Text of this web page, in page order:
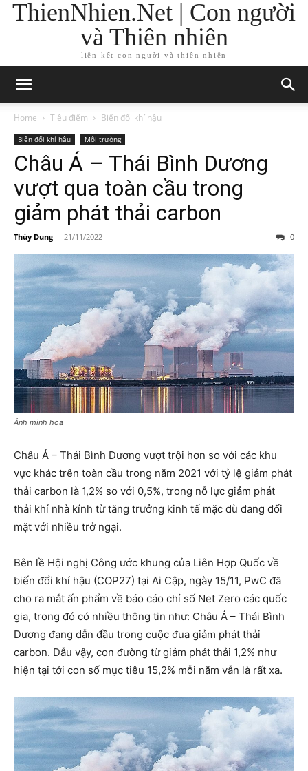
ThienNhien.Net | Con người
và Thiên nhiên
liên kết con người và thiên nhiên
Home Tiêu điểm Biến đổi khí hậu
Biến đổi khí hậu Môi trường
Châu Á – Thái Bình Dương
vượt qua toàn cầu trong
giảm phát thải carbon
Thùy Dung - 21/11/2022 0
Ảnh minh họa
Châu Á – Thái Bình Dương vượt trội hơn so với các khu
vực khác trên toàn cầu trong năm 2021 với tỷ lệ giảm phát
thải carbon là 1,2% so với 0,5%, trong nỗ lực giảm phát
thải khí nhà kính từ tăng trưởng kinh tế mặc dù đang đối
mặt với nhiều trở ngại.
Bên lề Hội nghị Công ước khung của Liên Hợp Quốc về
biến đổi khí hậu (COP27) tại Ai Cập, ngày 15/11, PwC đã
cho ra mắt ấn phẩm về báo cáo chỉ số Net Zero các quốc
gia, trong đó có nhiều thông tin như: Châu Á – Thái Bình
Dương đang dẫn đầu trong cuộc đua giảm phát thải
carbon. Dẫu vậy, con đường từ giảm phát thải 1,2% như
hiện tại tới con số mục tiêu 15,2% mỗi năm vẫn là rất xa.